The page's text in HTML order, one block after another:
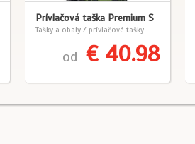
Prívlačová taška Premium S
Tašky a obaly / prívlačové tašky
od € 40.98